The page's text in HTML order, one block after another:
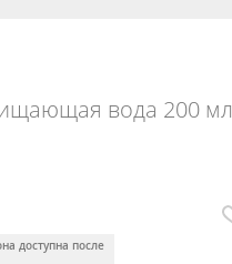
вода 200 мл
доступна после